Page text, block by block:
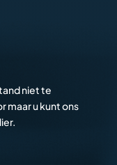
niet te
maar u kunt ons